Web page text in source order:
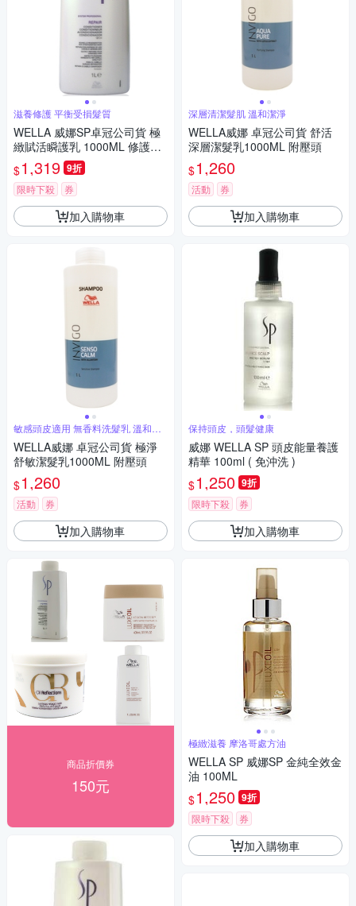
滋養修護 平衡受損髮質
WELLA 威娜SP卓冠公司貨 極
緻賦活瞬護乳 1000ML 修護平
衡受損髮質
$1,319 9折
限時下殺 券
加入購物車
敏感頭皮適用 無香料洗髮乳 溫和潔
淨
WELLA威娜 卓冠公司貨 極淨
舒敏潔髮乳1000ML 附壓頭
$1,260
活動 券
加入購物車
商品折價券
150元
深層清潔髮肌 溫和潔淨
WELLA威娜 卓冠公司貨 舒活
深層潔髮乳1000ML 附壓頭
$1,260
活動 券
加入購物車
保持頭皮，頭髮健康
威娜 WELLA SP 頭皮能量養護
精華 100ml ( 免沖洗 )
$1,250 9折
限時下殺 券
加入購物車
極緻滋養 摩洛哥處方油
WELLA SP 威娜SP 金純全效金
油 100ML
$1,250 9折
限時下殺 券
加入購物車